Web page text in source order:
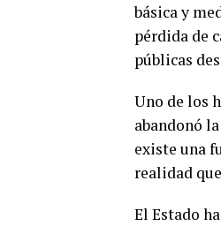
básica y
pérdida de
públicas
Uno de los
abandonó
existe una
realidad
El Estado